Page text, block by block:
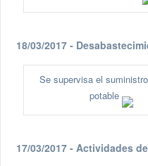
18/03/2017 -
Se supervisa el
potable
17/03/2017 - Actividades